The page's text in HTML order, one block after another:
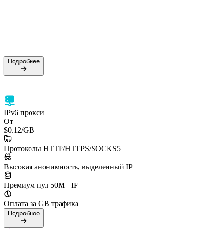
Подробнее
IPv6 прокси
От
$0.12/GB
Протоколы HTTP/HTTPS/SOCKS5
Высокая анонимность, выделенный IP
Премиум пул 50M+ IP
Оплата за GB трафика
Подробнее